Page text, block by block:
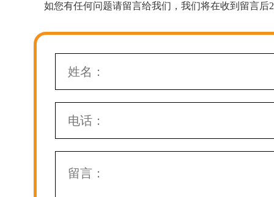
如您有任何问题请留言给我们，我们将在收到留言后